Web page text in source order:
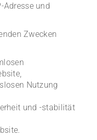
Adresse und
Zwecken
Nutzung
und -stabilität